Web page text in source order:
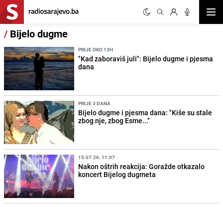
/ Bijelo dugme
PRIJE OKO 13H
"Kad zaboraviš juli": Bijelo dugme i pjesma
dana
PRIJE 3 DANA
Bijelo dugme i pjesma dana: "Kiše su stale
zbog nje, zbog Esme..."
15.07.26. 11:07
Nakon oštrih reakcija: Goražde otkazalo
koncert Bijelog dugmeta